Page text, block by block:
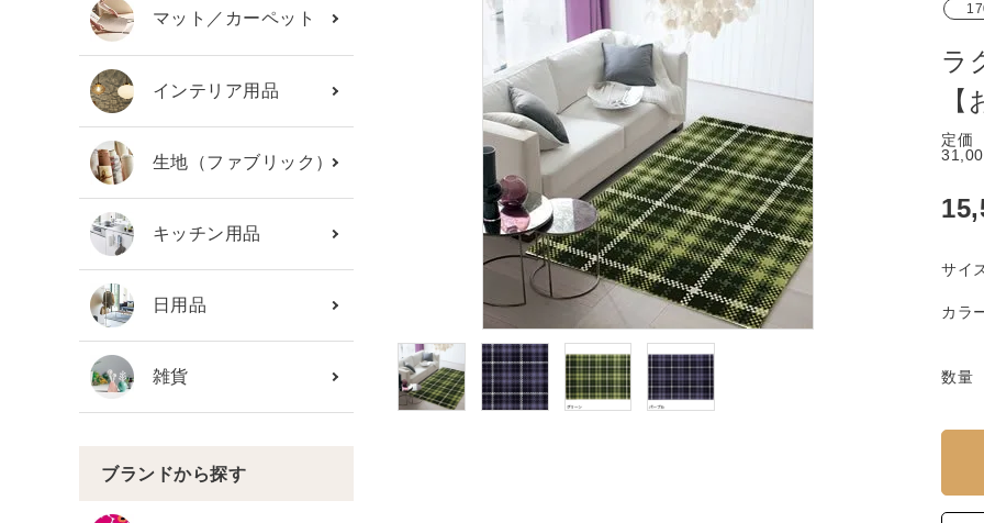
カテゴリーから探す
ブランド
ガイドライン
マット／カーペット
インテリア用品
生地（ファブリック）
キッチン用品
日用品
雑貨
ブランドから探す
ラ
定価
サイ
カラ
数量